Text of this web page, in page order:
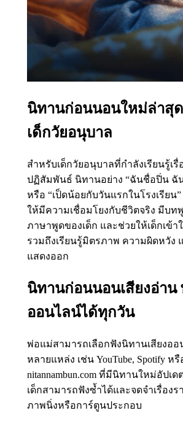
นิทานก่อนนอนใหม่ล่าสุ
เด็กวัยอนุบาล
สำหรับเด็กวัยอนุบาลที่กำลังเรียนรู้เ
ปฏิสัมพันธ์ นิทานอย่าง “ฉันชื่อปิ่น ฉั
หรือ “เป็ดน้อยกับวันแรกในโรงเรียน
ให้มีความเชื่อมโยงกับชีวิตจริง มีบท
ภาษาพูดของเด็ก และช่วยให้เด็กเข้า
รวมถึงเรียนรู้มิตรภาพ ความผิดหวัง
แสดงออก
นิทานก่อนนอนเสียงอ่าน
ออนไลน์ได้ทุกวัน
พ่อแม่สามารถเลือกฟังนิทานเสียงออ
หลายแหล่ง เช่น YouTube, Spotify ห
nitannambun.com ที่มีนิทานใหม่อัปเ
เด็กสามารถฟังซ้ำได้และจดจำเรื่อง
ภาพนิ่งหรือการ์ตูนประกอบ